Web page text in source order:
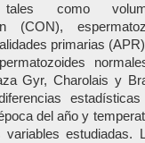
tales como
(CON),
primarias
Gyr, Charolais y
estadísticas
del año y
estudiadas.